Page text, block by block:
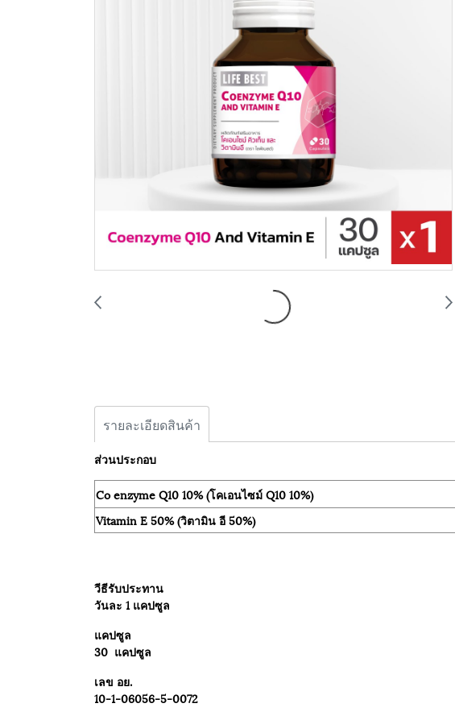
รายละเอียดสินค้า
ส่วนประกอบ
Co enzyme Q10 10% (โคเอนไซม์ Q10 10%)
Vitamin E 50% (วิตามิน อี 50%)
วีธีรับประทาน
วันละ 1 แคปซูล
แคปซูล
30 แคปซูล
เลข อย.
10-1-06056-5-0072